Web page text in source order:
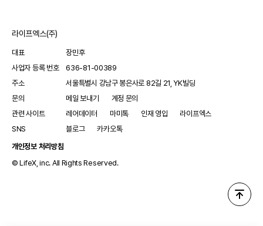
라이프엑스(주)
대표
장민후
사업자 등록 번호
636-81-00389
주소
서울특별시 강남구 봉은사로 82길 21, YK빌딩
문의
메일 보내기
계정 문의
관련 사이트
레어데이터 마미톡 인재 영입
라이프엑스
SNS
블로그
카카오톡
개인정보 처리방침
© LifeX, inc. All Rights Reserved.